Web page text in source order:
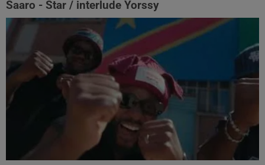
Saaro - Star / interlude Yorssy